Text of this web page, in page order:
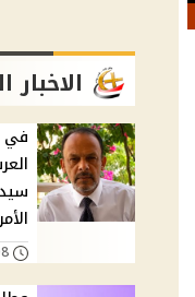
الاخبار
في
08 أغسطس, 2026 05:17 م